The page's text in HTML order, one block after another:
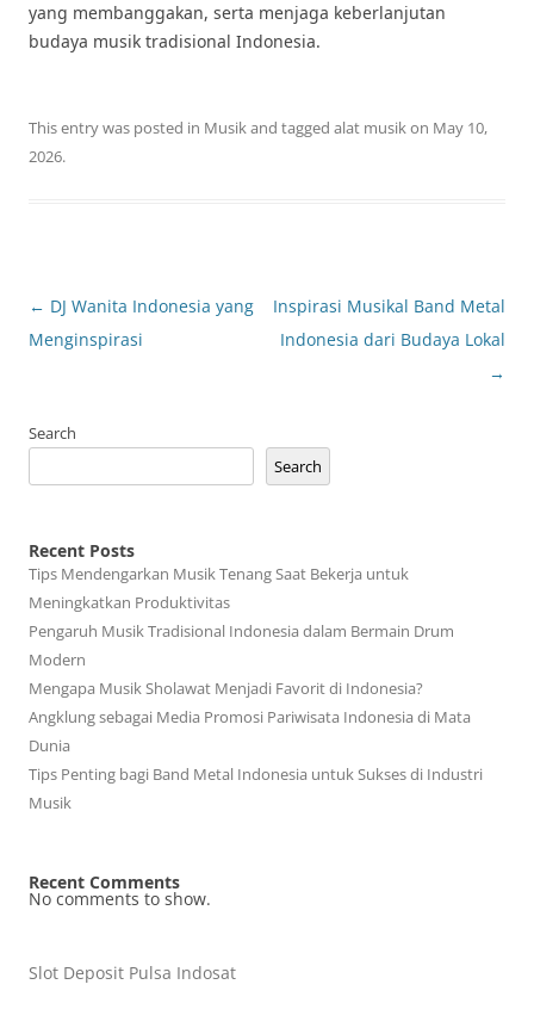
yang membanggakan, serta menjaga keberlanjutan
budaya musik tradisional Indonesia.
This entry was posted in Musikand tagged alat musikon May 10,
2026.
Post
navigation
← DJ Wanita Indonesia yang
Menginspirasi
Inspirasi Musikal Band Metal
Indonesia dari Budaya Lokal
→
Search
Search
Recent Posts
Tips Mendengarkan Musik Tenang Saat Bekerja untuk
Meningkatkan Produktivitas
Pengaruh Musik Tradisional Indonesia dalam Bermain Drum
Modern
Mengapa Musik Sholawat Menjadi Favorit di Indonesia?
Angklung sebagai Media Promosi Pariwisata Indonesia di Mata
Dunia
Tips Penting bagi Band Metal Indonesia untuk Sukses di Industri
Musik
Recent Comments
No comments to show.
Slot Deposit Pulsa Indosat